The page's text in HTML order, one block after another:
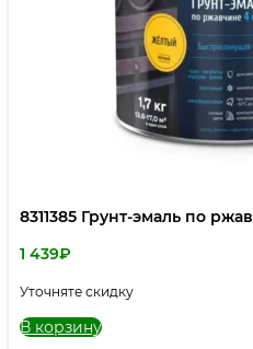
8311385 Грунт-эмаль по
1 439₽
Уточняте скидку
В корзину